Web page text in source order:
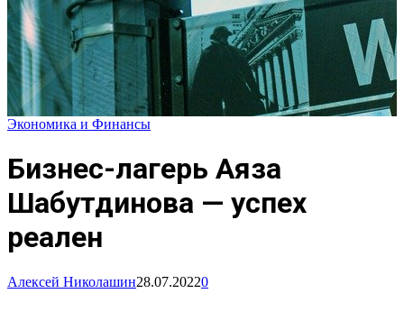
Экономика и Финансы
Бизнес-лагерь Аяза
Шабутдинова — успех
реален
Алексей Николашин28.07.20220